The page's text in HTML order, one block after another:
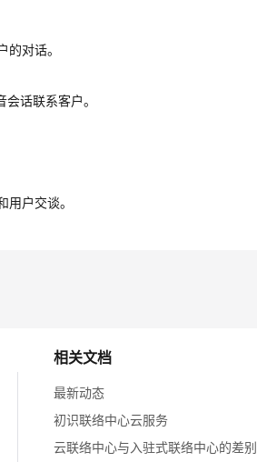
对话。
话联系客户。
户交谈。
相关文档
最新动态
初识联络中心云服务
云联络中心与入驻式联络中心的差别